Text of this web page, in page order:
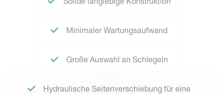
Minimaler Wartungsaufwand
Große Auswahl an Schlegeln
Hydraulische Seitenverschiebung für eine